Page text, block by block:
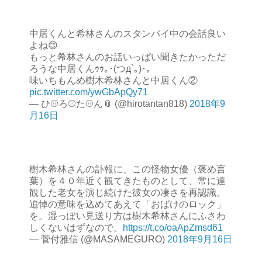
中居くんと希林さんのスタンバイ中の会話良い
よね😊
もっと希林さんのお話いっぱい聞きたかっただ
ろうな中居くんｩｩ｡･(つд`｡)･｡
味いちもんめ樹木希林さんと中居くん②
pic.twitter.com/ywGbApQy71
— ひ⚾️ろ⚾️た⚾️ん📎 (@hirotantan818) 2018年9
月16日
樹木希林さんの訃報に、この怪物女優（褒め言
葉）を４０年近く観てきたものとして、常に達
観した老女を演じ続けた彼女の凄さを再認識。
追悼の意味を込めてあえて「おばけのロック」
を。湿っぽい見送り方は樹木希林さんにふさわ
しくないはずなので。
https://t.co/oaApZmsd61
— 菅付雅信 (@MASAMEGURO) 2018年9月16日